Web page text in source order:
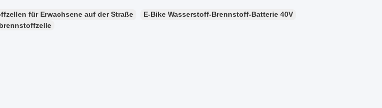
für Erwachsene auf der Straße
E-Bike Wasserstoff-Brennstoff-Batterie 40V